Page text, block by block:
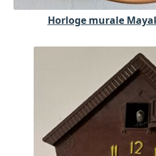
Horloge murale